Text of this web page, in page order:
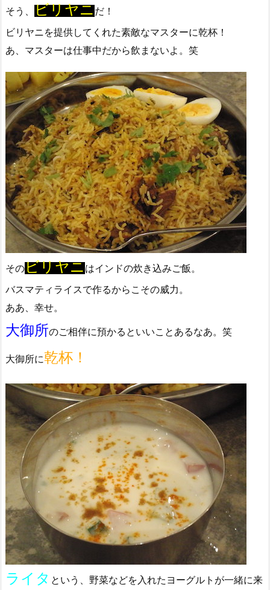
そう、 ビリヤニだ！
ビリヤニを提供してくれた素敵なマスターに乾杯！
あ、マスターは仕事中だから飲まないよ。笑
そのビリヤニはインドの炊き込みご飯。
バスマティライスで作るからこその威力。
ああ、幸せ。
大御所のご相伴に預かるといいことあるなあ。笑
大御所に乾杯！
ライタ という、野菜などを入れたヨーグルトが一緒に来